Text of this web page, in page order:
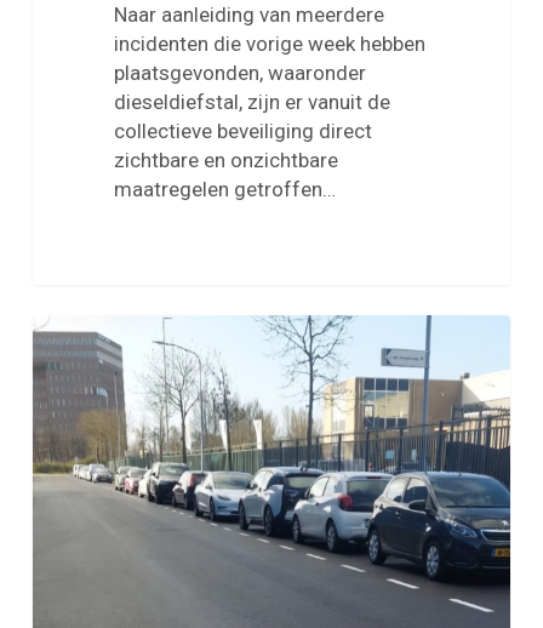
Naar aanleiding van meerdere
incidenten die vorige week hebben
plaatsgevonden, waaronder
dieseldiefstal, zijn er vanuit de
collectieve beveiliging direct
zichtbare en onzichtbare
maatregelen getroffen…
Werkzaamheden
Jan
van
Krimpenweg
–
update